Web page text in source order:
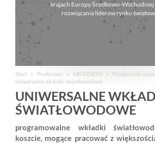
krajach Europy Środkowo-Wschodniej
rozwiązania liderów rynku
Start Producenci MICROSENS
Przełączniki
Uniwersalne wkładki światłowodowe
UNIWERSALNE
ŚWIATŁOWODOWE
programowalne wkładki
koszcie, mogące pracować z